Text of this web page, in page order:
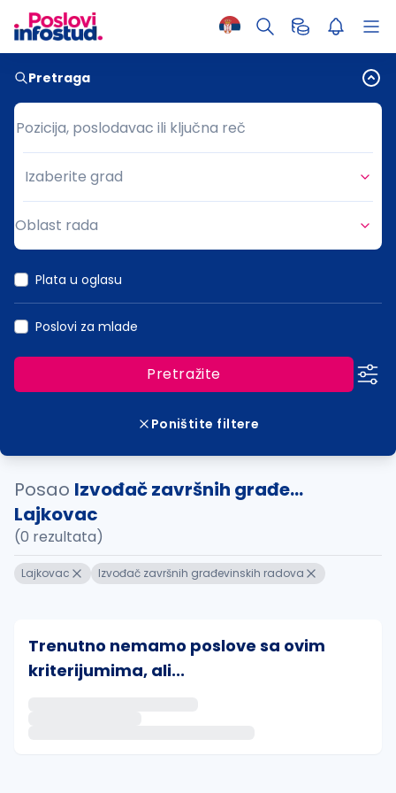
Pretraga
Pozicija, poslodavac ili ključna reč
Pozicija, poslodavac ili ključna reč
Grad
Izaberite grad
Oblast rada
Plata u oglasu
Poslovi za mlade
Pretražite
Poništite filtere
Posao Izvođač završnih građe...
Lajkovac
(0 rezultata)
Lajkovac Izvođač završnih građevinskih radova
Trenutno nemamo poslove sa ovim
kriterijumima, ali...